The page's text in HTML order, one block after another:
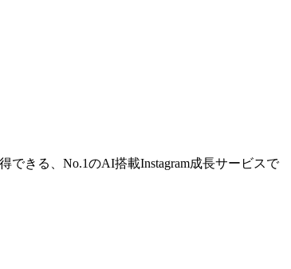
きる、No.1のAI搭載Instagram成長サービスで